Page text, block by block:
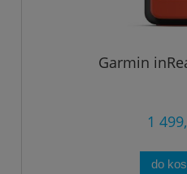
Garmin
1
do